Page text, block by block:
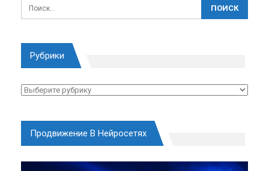
Рубрики
Рубрики
Продвижение В Нейросетях